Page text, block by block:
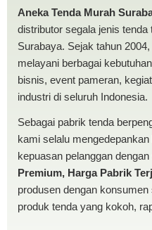
Aneka Tenda Murah
distributor segala jenis
Surabaya. Sejak tahun
melayani berbagai
bisnis, event pameran,
industri di seluruh Indonesia.
Sebagai pabrik tenda
kami selalu
kepuasan pelanggan
Premium, Harga Pabrik
produsen dengan
produk tenda yang kokoh,